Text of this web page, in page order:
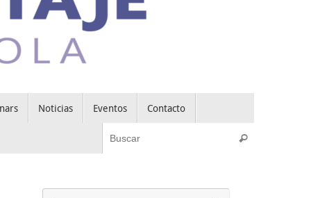
Noticias Eventos Contacto
Buscar